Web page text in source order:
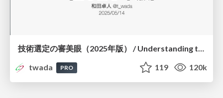
技術選定の審美眼（2025年版） / Understanding the Spiral of Technologies 2025 edition
twada
PRO 119 120k